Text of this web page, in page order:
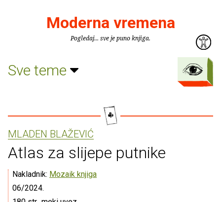
Moderna vremena
Pogledaj... sve je puno knjiga.
Sve teme
MLADEN BLAŽEVIĆ
Atlas za slijepe putnike
Nakladnik: Mozaik knjiga
06/2024.